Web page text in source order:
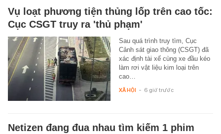
Vụ loạt phương tiện thủng lốp trên cao tốc:
Cục CSGT truy ra 'thủ phạm'
Sau quá trình truy tìm, Cục
Cảnh sát giao thông (CSGT) đã
xác định tài xế cùng xe đầu kéo
làm rơi vật liệu kim loại trên
cao…
XÃ HỘI - 6 giờ trước
Netizen đang đua nhau tìm kiếm 1 phim